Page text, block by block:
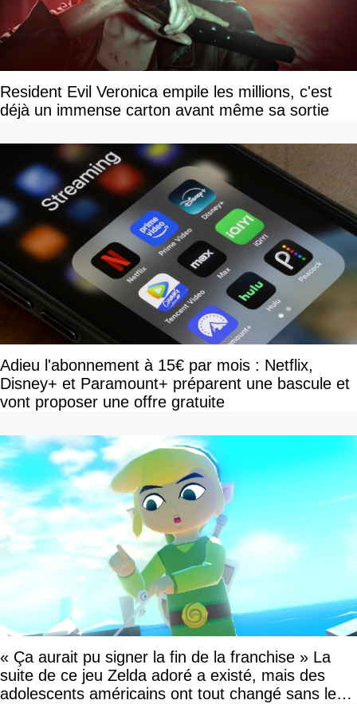
Resident Evil Veronica empile les millions, c'est
déjà un immense carton avant même sa sortie
Adieu l'abonnement à 15€ par mois : Netflix,
Disney+ et Paramount+ préparent une bascule et
vont proposer une offre gratuite
« Ça aurait pu signer la fin de la franchise » La
suite de ce jeu Zelda adoré a existé, mais des
adolescents américains ont tout changé sans le